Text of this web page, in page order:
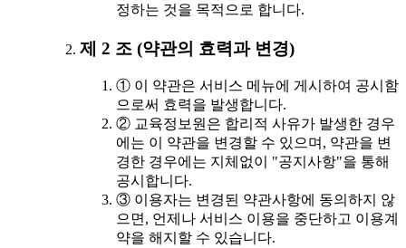
정하는 것을 목적으로 합니다.
제 2 조 (약관의 효력과 변경)
① 이 약관은 서비스 메뉴에 게시하여 공시함
으로써 효력을 발생합니다.
② 교육정보원은 합리적 사유가 발생한 경우
에는 이 약관을 변경할 수 있으며, 약관을 변
경한 경우에는 지체없이 "공지사항"을 통해
공시합니다.
③ 이용자는 변경된 약관사항에 동의하지 않
으면, 언제나 서비스 이용을 중단하고 이용계
약을 해지할 수 있습니다.